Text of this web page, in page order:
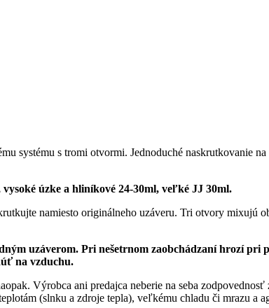
systému s tromi otvormi. Jednoduché naskrutkovanie
úzke a hliníkové 24-30ml, veľké JJ 30ml.
namiesto originálneho uzáveru. Tri otvory mixujú
uzáverom. Pri nešetrnom zaobchádzaní hrozí pri
na vzduchu.
Výrobca ani predajca neberie na seba zodpovednosť
(slnku a zdroje tepla), veľkému chladu či mrazu a